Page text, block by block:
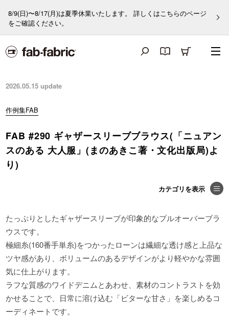
8/9(日)〜8/17(月)は夏季休業いたします。 詳しくはこちらのページ
をご確認ください。
2026.05.15 update
作例集FAB
FAB #290 ギャザースリーブブラウス(「ニュアン
スのある 大人服」(まのあきこ著・文化出版局)よ
り)
たっぷりとしたギャザースリーブが印象的なプルオーバーブラ
ウスです。
極細糸(160番手単糸)をつかったローンは繊細な透け感と上品な
ツヤ感があり、ボリュームのあるデザインがより軽やかな雰囲
気に仕上がります。
ラフな質感のワイドデニムとあわせ、素材のコントラストを効
かせることで、日常に溶け込む「ビターな甘さ」を楽しめるコ
ーディネートです。